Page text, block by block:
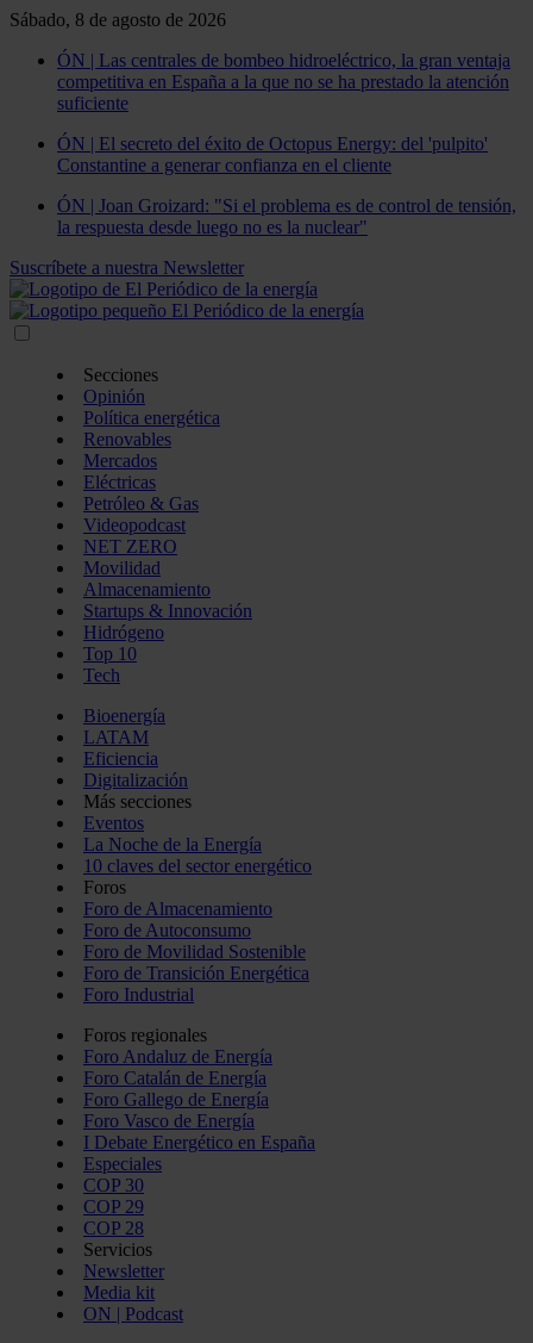
Sábado, 8 de agosto de 2026
ÓN | Las centrales de bombeo hidroeléctrico, la gran ventaja
competitiva en España a la que no se ha prestado la atención
suficiente
ÓN | El secreto del éxito de Octopus Energy: del 'pulpito'
Constantine a generar confianza en el cliente
ÓN | Joan Groizard: "Si el problema es de control de tensión,
la respuesta desde luego no es la nuclear"
Suscríbete a nuestra Newsletter
Secciones
Opinión
Política energética
Renovables
Mercados
Eléctricas
Petróleo & Gas
Videopodcast
NET ZERO
Movilidad
Almacenamiento
Startups & Innovación
Hidrógeno
Top 10
Tech
Bioenergía
LATAM
Eficiencia
Digitalización
Más secciones
Eventos
La Noche de la Energía
10 claves del sector energético
Foros
Foro de Almacenamiento
Foro de Autoconsumo
Foro de Movilidad Sostenible
Foro de Transición Energética
Foro Industrial
Foros regionales
Foro Andaluz de Energía
Foro Catalán de Energía
Foro Gallego de Energía
Foro Vasco de Energía
I Debate Energético en España
Especiales
COP 30
COP 29
COP 28
Servicios
Newsletter
Media kit
ON | Podcast